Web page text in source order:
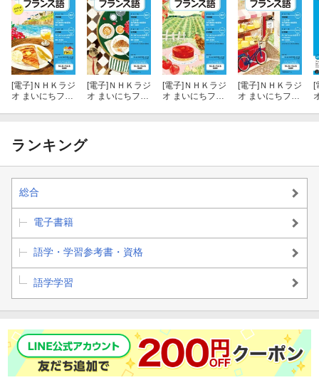
[電子] ＮＨＫラジ
オ まいにちフラ
[電子] ＮＨＫラジ
オ まいにちフラ
[電子] ＮＨＫラジ
オ まいにちフラ
[電子] ＮＨＫラジ
オ まいにちフラ
[
ランキング
総合
電子書籍
語学・学習参考書・資格
語学学習